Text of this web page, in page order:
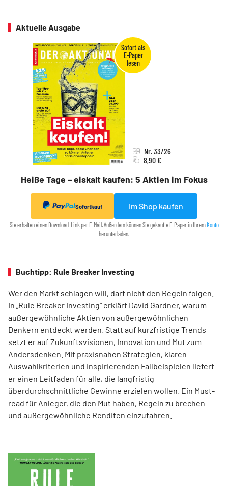
Aktuelle Ausgabe
Heiße Tage – eiskalt kaufen: 5 Aktien im Fokus
Nr. 33/26
8,90 €
Sofortkauf Im Shop kaufen
Sie erhalten einen Download-Link per E-Mail. Außerdem können Sie gekaufte E-Paper in Ihrem Konto
herunterladen.
Buchtipp: Rule Breaker Investing
Wer den Markt schlagen will, darf nicht den Regeln folgen.
In „Rule Breaker Investing“ erklärt David Gardner, warum
außergewöhnliche Aktien von außer­gewöhnlichen
Denkern entdeckt werden. Statt auf kurzfristige Trends
setzt er auf Zukunftsvisionen, Innovation und Mut zum
Andersdenken. Mit praxisnahen Strategien, klaren
Auswahlkriterien und inspirierenden Fallbeispielen liefert
er einen Leit­faden für alle, die langfristig
überdurchschnittliche Gewinne erzielen wollen. Ein Must-
read für Anleger, die den Mut haben, Regeln zu brechen –
und außergewöhnliche Renditen einzufahren.